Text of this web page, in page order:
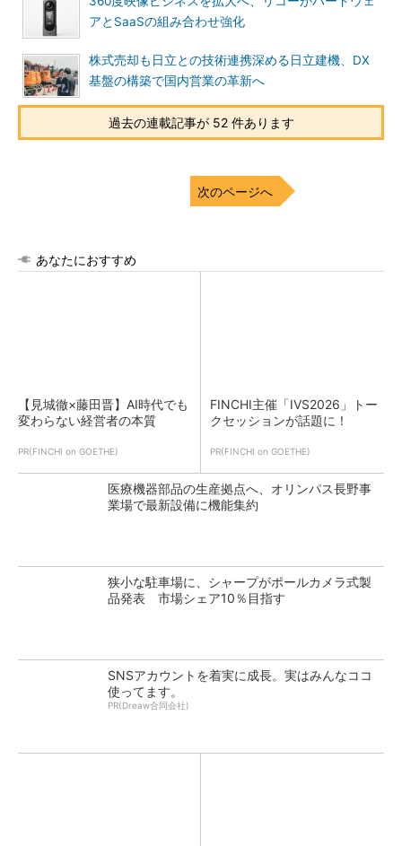
アとSaaSの組み合わせ強化
株式売却も日立との技術連携深める日立建機、DX
基盤の構築で国内営業の革新へ
過去の連載記事が 52 件あります
次のページへ
あなたにおすすめ
【見城徹×藤田晋】AI時代でも
変わらない経営者の本質
PR(FINCHI on GOETHE)
FINCHI主催「IVS2026」トー
クセッションが話題に！
PR(FINCHI on GOETHE)
医療機器部品の生産拠点へ、オリンパス長野事
業場で最新設備に機能集約
狭小な駐車場に、シャープがポールカメラ式製
品発表 市場シェア10％目指す
SNSアカウントを着実に成長。実はみんなココ
使ってます。
PR(Dreaw合同会社)